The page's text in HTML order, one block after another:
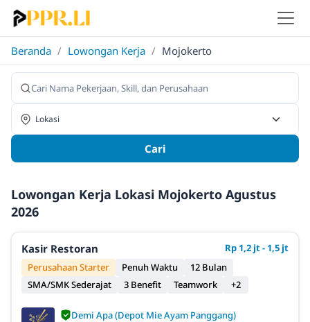
Beranda / Lowongan Kerja / Mojokerto
Cari
Lowongan Kerja Lokasi Mojokerto Agustus
2026
Kasir Restoran
Rp 1,2 jt - 1,5 jt
Perusahaan Starter
Penuh Waktu
12 Bulan
SMA/SMK Sederajat
3 Benefit Teamwork +2
Demi Apa (Depot Mie Ayam Panggang)